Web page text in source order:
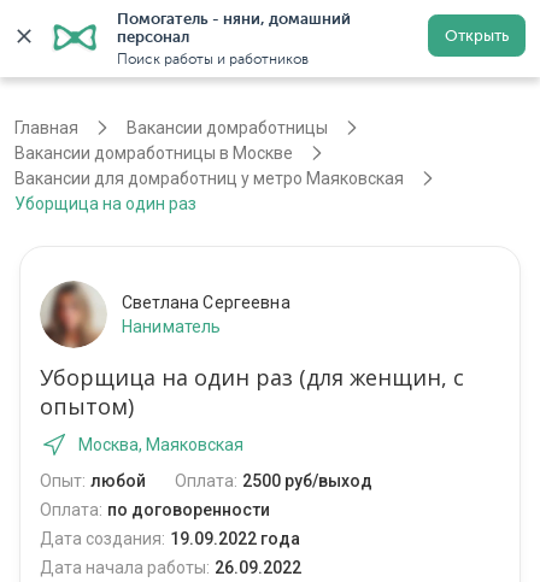
Помогатель - няни, домашний
персонал
Поиск работы и работников
Открыть
Регистрация
Главная
Вакансии домработницы
Вакансии домработницы в Москве
Вакансии для домработниц у метро Маяковская
Уборщица на один раз
Светлана Сергеевна
Наниматель
Уборщица на один раз (для женщин, с
опытом)
Москва, Маяковская
Опыт: любой Оплата: 2500 руб/выход
Оплата: по договоренности
Дата создания: 19.09.2022 года
Дата начала работы: 26.09.2022